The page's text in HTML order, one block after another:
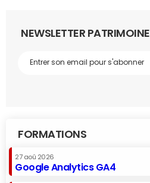
NEWSLETTER PATRIMOINE
FORMATIONS
27 aoû 2026
Google Analytics GA4